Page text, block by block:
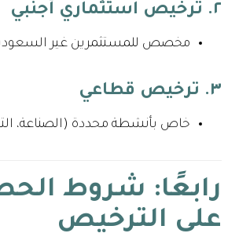
٢. ترخيص استثماري أجنبي
مخصص للمستثمرين غير
٣. ترخيص قطاعي
خاص بأنشطة محددة (الصناعة،
رابعًا: شروط
على الترخيص